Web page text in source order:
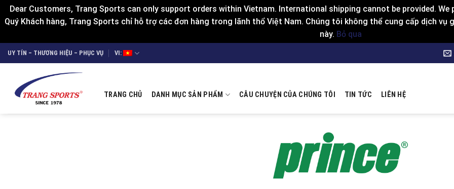
Dear Customers, Trang Sports can only support orders within Vietnam. International shipping cannot be provided.
Quý Khách hàng, Trang Sports chỉ hỗ trợ các đơn hàng trong lãnh thổ Việt Nam. Chúng tôi không thể cung cấp dịch
này. Bỏ qua
Skip
to
UY TÍN – THƯƠNG HIỆU – PHỤC VỤ VI:
TRANG CHỦ DANH MỤC SẢN PHẨM CÂU CHUYỆN CỦA CHÚNG TÔI TIN TỨC LIÊN HỆ